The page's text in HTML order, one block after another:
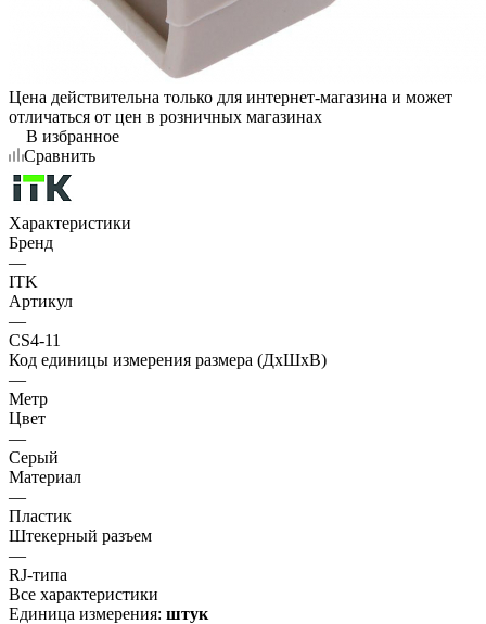
Цена действительна только для интернет-магазина и может
отличаться от цен в розничных магазинах
В избранное
Сравнить
Характеристики
Бренд
—
ITK
Артикул
—
CS4-11
Код единицы измерения размера (ДхШхВ)
—
Метр
Цвет
—
Серый
Материал
—
Пластик
Штекерный разъем
—
RJ-типа
Все характеристики
Единица измерения: штук